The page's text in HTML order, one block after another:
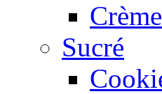
Sucré